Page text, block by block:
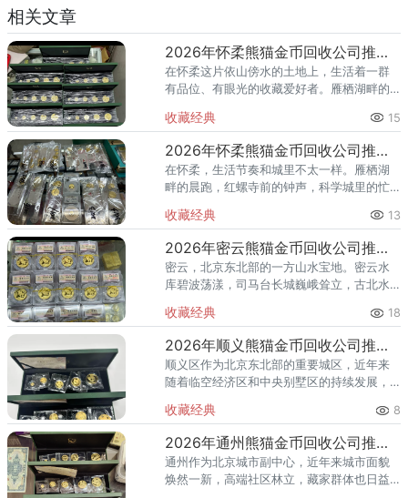
相关文章
2026年怀柔熊猫金币回收公司推荐 怀柔回收熊猫金币渠道
在怀柔这片依山傍水的土地上，生活着一群
有品位、有眼光的收藏爱好者。雁栖湖畔的
红螺寺的香火绵延不绝——怀柔的藏家群体
也在悄然壮大。熊猫金币，作为
收藏经典 15
2026年怀柔熊猫金币回收公司推荐 怀柔哪里回收熊猫金币
在怀柔，生活节奏和城里不太一样。雁栖湖
畔的晨跑，红螺寺前的钟声，科学城里的忙
值。熊猫金币作为兼具投资与收藏属性的热
门品种，在怀柔的藏家圈子里一
收藏经典 13
2026年密云熊猫金币回收公司推荐 密云回收熊猫金币正规渠道
密云，北京东北部的一方山水宝地。密云水
库碧波荡漾，司马台长城巍峨耸立，古北水
的土地上，越来越多的人开始关注钱币收
藏，熊猫金币凭借其国家法定货币
收藏经典 18
2026年顺义熊猫金币回收公司推荐 顺义回收熊猫金币渠道
顺义区作为北京东北部的重要城区，近年来
随着临空经济区和中央别墅区的持续发展，
量也在稳步增长。然而，不少顺义藏家在考
虑出手熊猫金币时，总会遇到一
收藏经典 8
2026年通州熊猫金币回收公司推荐 通州出手熊猫金币藏家该选哪家？
通州作为北京城市副中心，近年来城市面貌
焕然一新，高端社区林立，藏家群体也日益